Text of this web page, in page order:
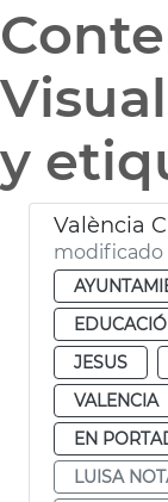
y
modificado
JESUS
VALENCIA
EN
LUISA